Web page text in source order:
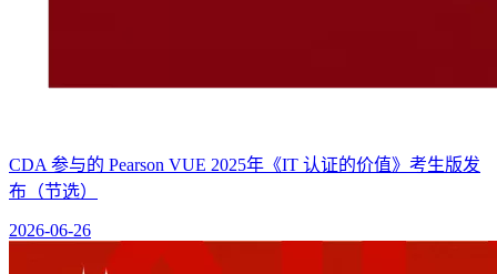
CDA 参与的 Pearson VUE 2025年《IT 认证的价值》考生版发
布（节选）
2026-06-26